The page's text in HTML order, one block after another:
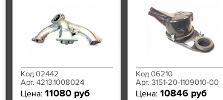
Код 02442
Арт. 4213.1008024
Цена: 11080 руб
Код 06210
Арт. 3151-20-1109010-00
Цена: 10846 руб